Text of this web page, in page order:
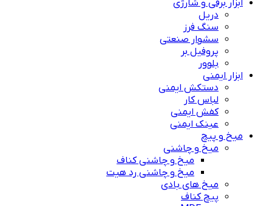
ابزار برقی و شارژی
دریل
سنگ فرز
سشوار صنعتی
پروفیل بر
بلوور
ابزار ایمنی
دستکش ایمنی
لباس کار
کفش ایمنی
عینک ایمنی
میخ و پیچ
میخ و چاشنی
میخ و چاشنی کناف
میخ و چاشنی رد هیت
میخ های بادی
پیچ کناف